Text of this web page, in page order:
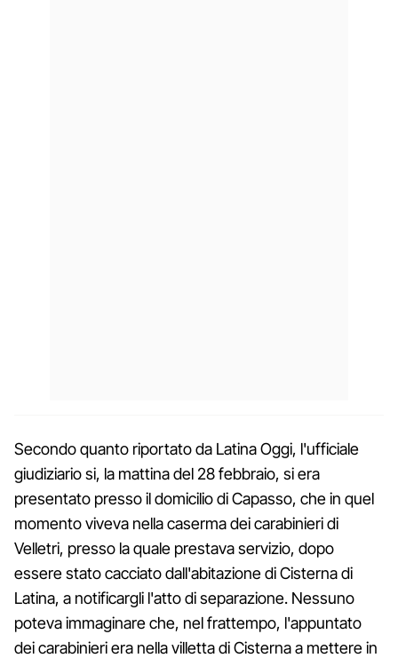
Secondo quanto riportato da Latina Oggi, l'ufficiale
giudiziario si, la mattina del 28 febbraio, si era
presentato presso il domicilio di Capasso, che in quel
momento viveva nella caserma dei carabinieri di
Velletri, presso la quale prestava servizio, dopo
essere stato cacciato dall'abitazione di Cisterna di
Latina, a notificargli l'atto di separazione. Nessuno
poteva immaginare che, nel frattempo, l'appuntato
dei carabinieri era nella villetta di Cisterna a mettere in